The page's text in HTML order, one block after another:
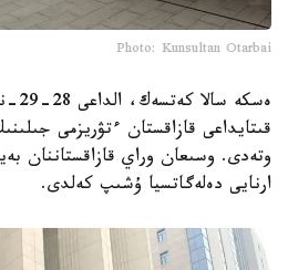
Photo: Kunsultan Otarbai
قىتايداعى قازاقستان ءتۋريزمى
ارنايى دەلەگاتسيا ۇشىپ كەلدى.